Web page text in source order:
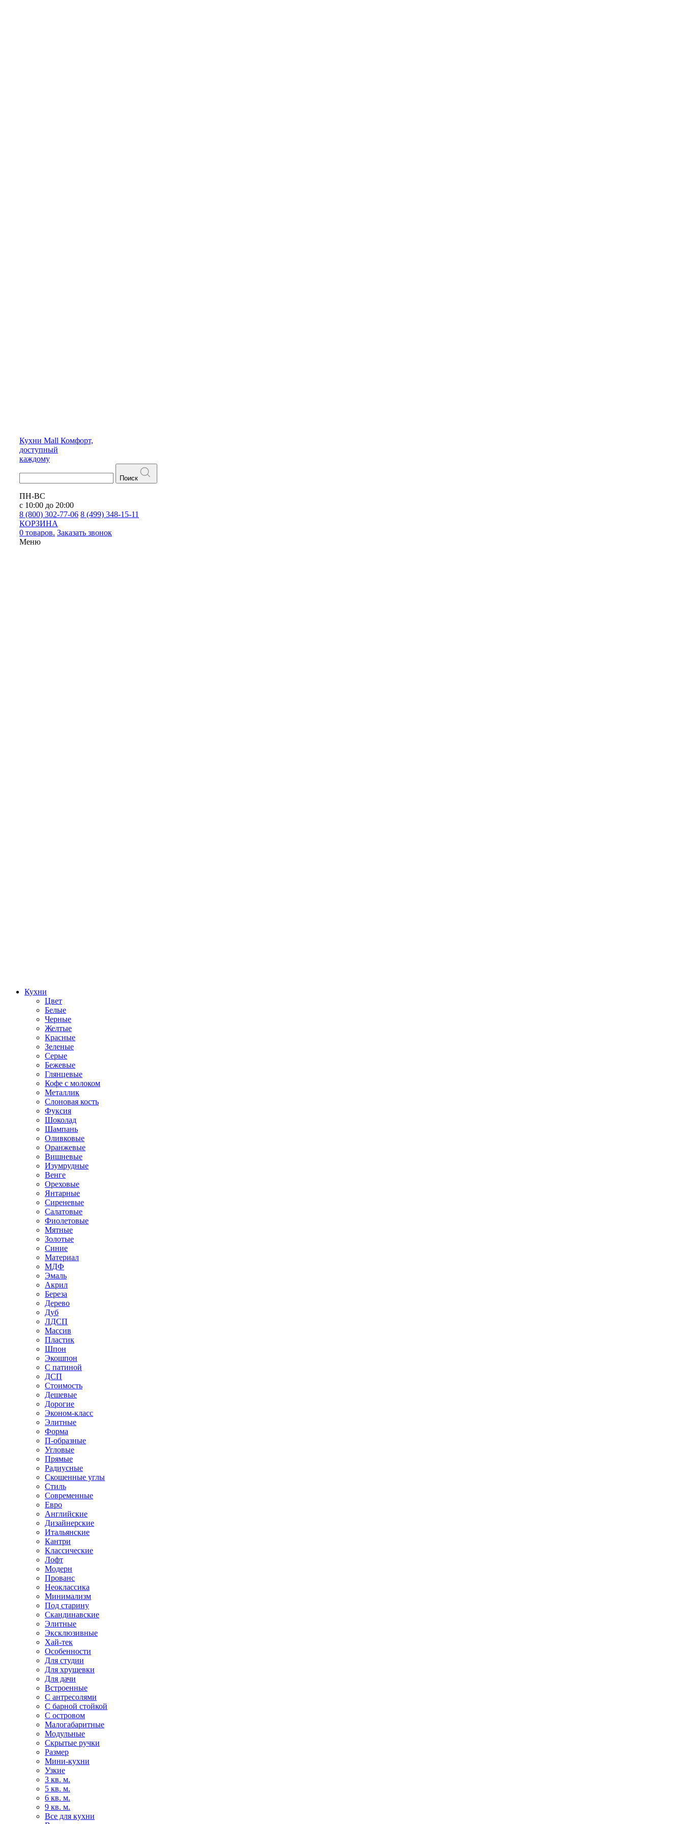
Кухни Mall Комфорт,
доступный
каждому
Поиск
ПН-ВС
с 10:00 до 20:00
8 (800) 302-77-06 8 (499) 348-15-11
КОРЗИНА
0 товаров. Заказать звонок
Меню
Кухни
Цвет
Белые
Черные
Желтые
Красные
Зеленые
Серые
Бежевые
Глянцевые
Кофе с молоком
Металлик
Слоновая кость
Фуксия
Шоколад
Шампань
Оливковые
Оранжевые
Вишневые
Изумрудные
Венге
Ореховые
Янтарные
Сиреневые
Салатовые
Фиолетовые
Мятные
Золотые
Синие
Материал
МДФ
Эмаль
Акрил
Береза
Дерево
Дуб
ЛДСП
Массив
Пластик
Шпон
Экошпон
С патиной
ДСП
Стоимость
Дешевые
Дорогие
Эконом-класс
Элитные
Форма
П-образные
Угловые
Прямые
Радиусные
Скошенные углы
Стиль
Современные
Евро
Английские
Дизайнерские
Итальянские
Кантри
Классические
Лофт
Модерн
Прованс
Неоклассика
Минимализм
Под старину
Скандинавские
Элитные
Эксклюзивные
Хай-тек
Особенности
Для студии
Для хрущевки
Для дачи
Встроенные
С антресолями
С барной стойкой
С островом
Малогабаритные
Модульные
Скрытые ручки
Размер
Мини-кухни
Узкие
3 кв. м.
5 кв. м.
6 кв. м.
9 кв. м.
Все для кухни